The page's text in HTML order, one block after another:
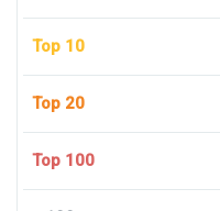
Top 10
Top 20
Top 100